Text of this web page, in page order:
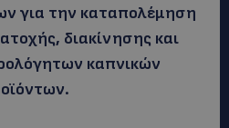
για την καταπολέμηση
διακίνησης και
καπνικών